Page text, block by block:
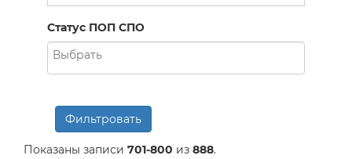
Статус ПОП СПО
Фильтровать
Показаны записи 701-800 из 888.